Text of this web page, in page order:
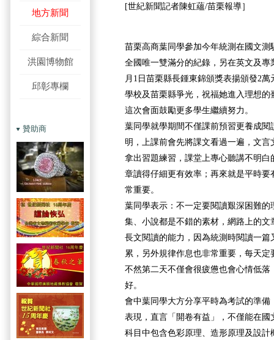
地方新聞
綜合新聞
洪園博物館
邱彰專欄
贊助商
[世紀新聞記者陳虹蘊/苗栗報導］
苗栗高商葉同學參加今年統測在國文
全國唯一雙滿分的紀錄，另在英文及
月1日苗栗縣長鍾東錦頒獎表揚頒發2
學校及苗栗縣爭光，祝福她進入理想
這次會面鼓勵更多學生繼續努力。
葉同學就學期間不僅課前預習更養成
明，上課前會先將課文看過一遍，文
拿出習題練習，課堂上專心聽講不明
章讀得仔細更有效率；再來就是平時
常重要。
葉同學表示：不一定要閱讀艱深困難
集、小說都是不錯的素材，網路上的
長文閱讀的能力，因為統測時閱讀一
累，另外規律作息也非常重要，每天定
不然第二天不僅會很疲憊也會心情低
好。
會中葉同學大方分享平時為考試的準
表現，直言「開卷有益」，不僅能在
科目中包含色彩原理、造形原理及設